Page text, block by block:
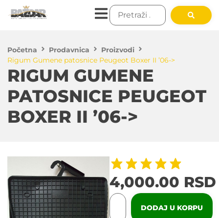
Početna Prodavnica
Proizvodi
Rigum Gumene patosnice Peugeot Boxer II ’06->
RIGUM GUMENE
PATOSNICE PEUGEOT
BOXER II ’06->
4,000.00 RSD
DODAJ U KORPU